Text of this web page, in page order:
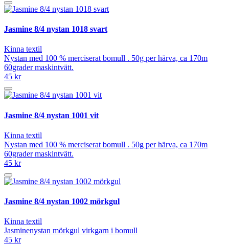
Jasmine 8/4 nystan 1018 svart
Kinna textil
Nystan med 100 % merciserat bomull . 50g per härva, ca 170m
60grader maskintvätt.
45 kr
Jasmine 8/4 nystan 1001 vit
Kinna textil
Nystan med 100 % merciserat bomull . 50g per härva, ca 170m
60grader maskintvätt.
45 kr
Jasmine 8/4 nystan 1002 mörkgul
Kinna textil
Jasminenystan mörkgul virkgarn i bomull
45 kr